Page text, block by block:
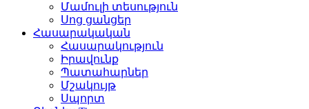
Մամուլի տեսություն
Սոց ցանցեր
Հասարակական
Հասարակություն
Իրավունք
Պատահարներ
Մշակույթ
Սպորտ